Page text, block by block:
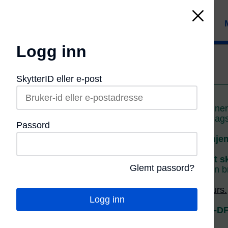
Logg inn
SkytterID eller e-post
Passord
Glemt passord?
Logg inn
Mitt DFS
Skytter-statistikk
Skytetider LS
på nye
Leter du etter et
Gammel side
kan
Se vårekurs/ekurs.
Innlogging Mitt-